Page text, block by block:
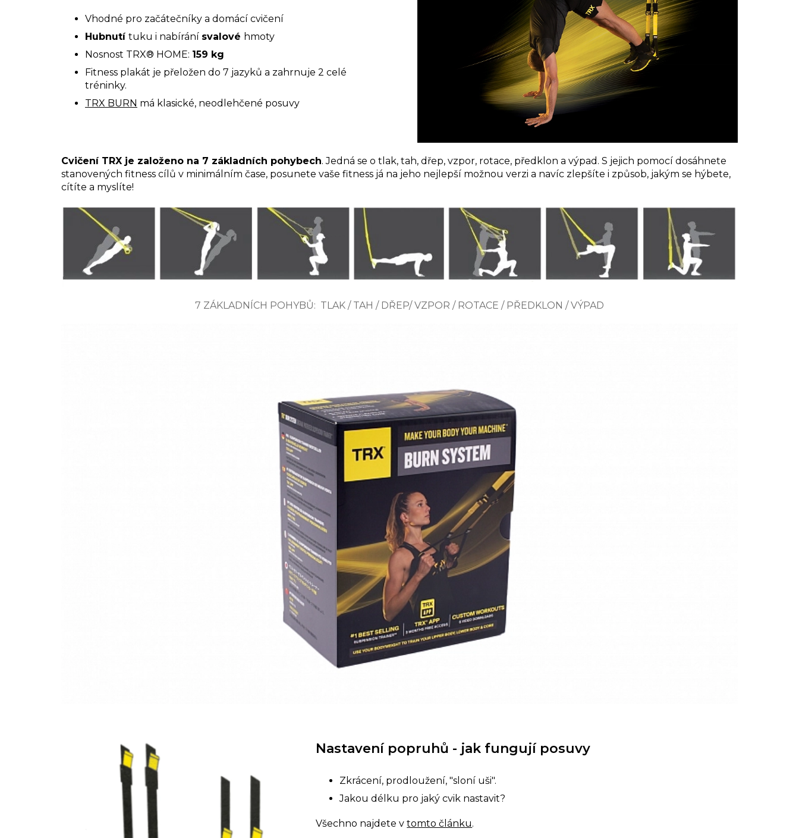
Vhodné pro začátečníky a domácí cvičení
Hubnutí tuku i nabírání svalové hmoty
Nosnost TRX® HOME: 159 kg
Fitness plakát je přeložen do 7 jazyků a zahrnuje 2 celé
tréninky.
TRX BURN má klasické, neodlehčené posuvy
Cvičení TRX je založeno na 7 základních pohybech. Jedná se o tlak, tah, dřep, vzpor, rotace, předklon a výpad. S jejich pomocí dosáhnete
stanovených fitness cílů v minimálním čase, posunete vaše fitness já na jeho nejlepší možnou verzi a navíc zlepšíte i způsob, jakým se hýbete,
cítíte a myslíte!
7 ZÁKLADNÍCH POHYBŮ: TLAK / TAH / DŘEP/ VZPOR / ROTACE / PŘEDKLON / VÝPAD
Nastavení popruhů - jak fungují posuvy
Zkrácení, prodloužení, "sloní uši".
Jakou délku pro jaký cvik nastavit?
Všechno najdete vtomto článku.